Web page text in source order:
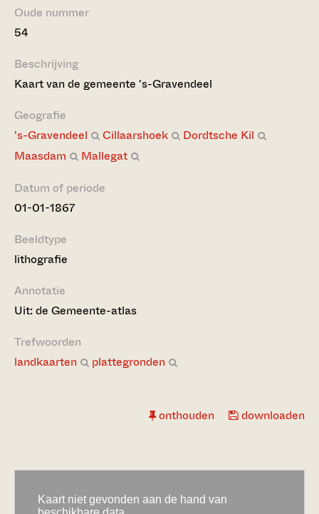
Oude nummer
54
Beschrijving
Kaart van de gemeente 's-Gravendeel
Geografie
's-Gravendeel
Cillaarshoek
Dordtsche Kil
Maasdam
Mallegat
Datum of periode
01-01-1867
Beeldtype
lithografie
Annotatie
Uit: de Gemeente-atlas
Trefwoorden
landkaarten
plattegronden
onthouden downloaden